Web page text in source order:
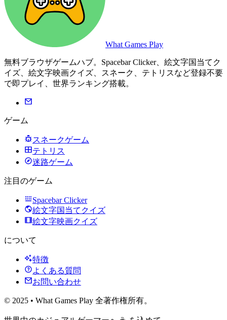
What Games Play
無料ブラウザゲームハブ。Spacebar Clicker、絵文字国当てク
イズ、絵文字映画クイズ、スネーク、テトリスなど登録不要
で即プレイ、世界ランキング搭載。
ゲーム
スネークゲーム
テトリス
迷路ゲーム
注目のゲーム
Spacebar Clicker
絵文字国当てクイズ
絵文字映画クイズ
について
特徴
よくある質問
お問い合わせ
© 2025 • What Games Play 全著作権所有。